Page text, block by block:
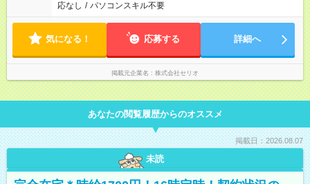
応なし / パソコンスキル不要
気になる！ 応募する 詳細へ
掲載元企業名 株式会社セリオ
あなたの閲覧履歴からのオススメ
掲載日：2026.08.07
未読